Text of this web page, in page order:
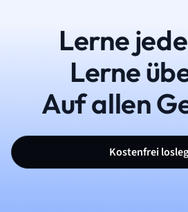
Lerne
Lerne
Auf allen
Kostenfrei